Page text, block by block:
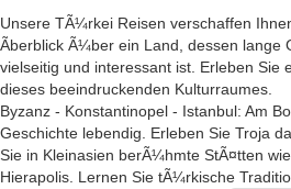
Unsere TÃ¼rkei Reisen verschaffen
Ãberblick Ã¼ber ein Land, dessen lange
vielseitig und interessant ist. Erleben Sie
dieses beeindruckenden Kulturraumes.
Byzanz - Konstantinopel - Istanbul: Am
Geschichte lebendig. Erleben Sie Troja
Sie in Kleinasien berÃ¼hmte StÃ¤tten
Hierapolis. Lernen Sie tÃ¼rkische